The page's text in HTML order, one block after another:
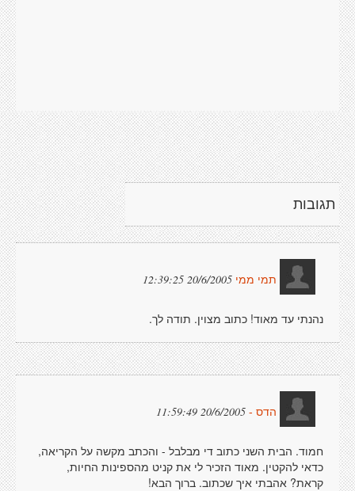
תגובות
תמי ממי 20/6/2005 12:39:25
נהנתי עד מאוד! כתוב מצוין. תודה לך.
הדס - 20/6/2005 11:59:49
חמוד. הבית השני כתוב די מבלבל - והכתב מקשה על הקריאה,
כדאי להקטין. מאוד הזכיר לי את קניט מהספינות החיות,
קראת? אהבתי איך שכתוב. ברוך הבא!